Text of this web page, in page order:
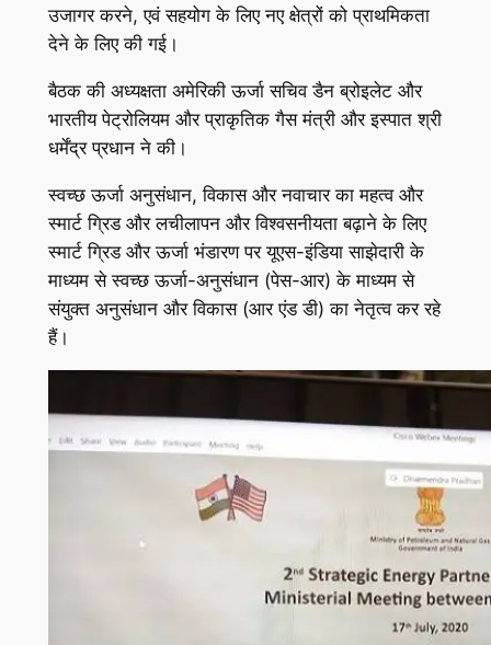
उजागर करने, एवं सहयोग के लिए नए क्षेत्रों को प्राथमिकता
देने के लिए की गई।
बैठक की अध्यक्षता अमेरिकी ऊर्जा सचिव डैन ब्रोइलेट और
भारतीय पेट्रोलियम और प्राकृतिक गैस मंत्री और इस्पात श्री
धर्मेंद्र प्रधान ने की।
स्वच्छ ऊर्जा अनुसंधान, विकास और नवाचार का महत्व और
स्मार्ट ग्रिड और लचीलापन और विश्वसनीयता बढ़ाने के लिए
स्मार्ट ग्रिड और ऊर्जा भंडारण पर यूएस-इंडिया साझेदारी के
माध्यम से स्वच्छ ऊर्जा-अनुसंधान (पेस-आर) के माध्यम से
संयुक्त अनुसंधान और विकास (आर एंड डी) का नेतृत्व कर रहे
हैं।